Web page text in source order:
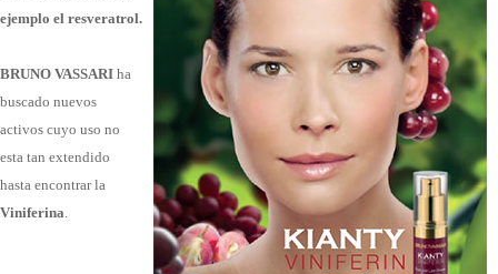
ejemplo el resveratrol.
BRUNO VASSARI ha
buscado nuevos
activos cuyo uso no
esta tan extendido
hasta encontrar la
Viniferina.